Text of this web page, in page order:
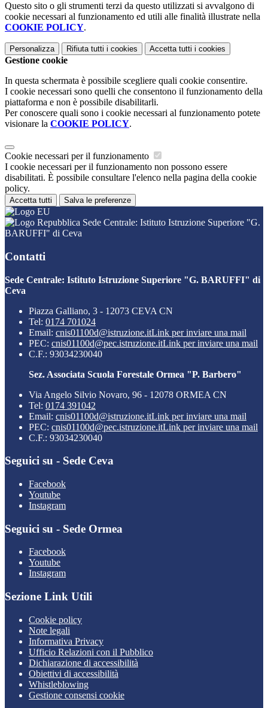
Questo sito o gli strumenti terzi da questo utilizzati si avvalgono di
cookie necessari al funzionamento ed utili alle finalità illustrate nella
COOKIE POLICY.
Personalizza Rifiuta tutti i cookies Accetta tutti i cookies
Gestione cookie
In questa schermata è possibile scegliere quali cookie consentire.
I cookie necessari sono quelli che consentono il funzionamento della
piattaforma e non è possibile disabilitarli.
Per conoscere quali sono i cookie necessari al funzionamento potete
visionare la COOKIE POLICY.
Cookie necessari per il funzionamento
I cookie necessari per il funzionamento non possono essere
disabilitati. È possibile consultare l'elenco nella pagina della cookie
policy.
Accetta tutti Salva le preferenze
Sede Centrale: Istituto Istruzione Superiore "G.
BARUFFI" di Ceva
Contatti
Sede Centrale: Istituto Istruzione Superiore "G. BARUFFI" di
Ceva
Piazza Galliano, 3 - 12073 CEVA CN
Tel: 0174 701024
Email: cnis01100d@istruzione.itLink per inviare una mail
PEC: cnis01100d@pec.istruzione.itLink per inviare una mail
C.F.: 93034230040
Sez. Associata Scuola Forestale Ormea "P. Barbero"
Via Angelo Silvio Novaro, 96 - 12078 ORMEA CN
Tel: 0174 391042
Email: cnis01100d@istruzione.itLink per inviare una mail
PEC: cnis01100d@pec.istruzione.itLink per inviare una mail
C.F.: 93034230040
Seguici su - Sede Ceva
Facebook
Youtube
Instagram
Seguici su - Sede Ormea
Facebook
Youtube
Instagram
Sezione Link Utili
Cookie policy
Note legali
Informativa Privacy
Ufficio Relazioni con il Pubblico
Dichiarazione di accessibilità
Obiettivi di accessibilità
Whistleblowing
Gestione consensi cookie